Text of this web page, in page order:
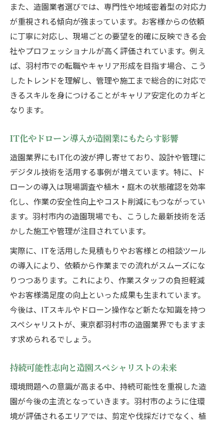
また、造園業者選びでは、専門性や地域密着型の対応力
が重視される傾向が強まっています。お客様からの依頼
に丁寧に対応し、現場ごとの要望を的確に反映できる会
社やプロフェッショナルが高く評価されています。例え
ば、羽村市での転職やキャリア形成を目指す場合、こう
したトレンドを理解し、管理や施工まで総合的に対応で
きるスキルを身につけることがキャリア安定化のカギと
なります。
IT化やドローン導入が造園業にもたらす影響
造園業界にもIT化の波が押し寄せており、設計や管理に
デジタル技術を活用する事例が増えています。特に、ド
ローンの導入は現場調査や植木・庭木の状態確認を効率
化し、作業の安全性向上やコスト削減にもつながってい
ます。羽村市内の造園現場でも、こうした最新技術を活
かした施工や管理が注目されています。
実際に、ITを活用した見積もりやお客様との相談ツール
の導入により、依頼から作業までの流れがスムーズにな
りつつあります。これにより、作業スタッフの負担軽減
やお客様満足度の向上といった成果も生まれています。
今後は、ITスキルやドローン操作など新たな知識を持つ
スペシャリストが、東京都羽村市の造園業界でもますま
す求められるでしょう。
持続可能性志向と造園スペシャリストの未来
環境問題への意識が高まる中、持続可能性を重視した造
園が今後の主流となっていきます。羽村市のように住環
境が評価されるエリアでは、剪定や伐採だけでなく、植